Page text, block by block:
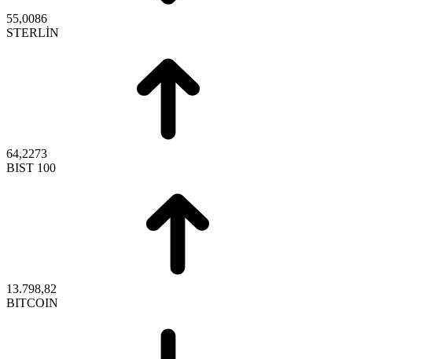
55,0086
STERLİN
64,2273
BIST 100
13.798,82
BITCOIN